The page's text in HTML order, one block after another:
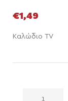
€1,49
Καλώδιο TV